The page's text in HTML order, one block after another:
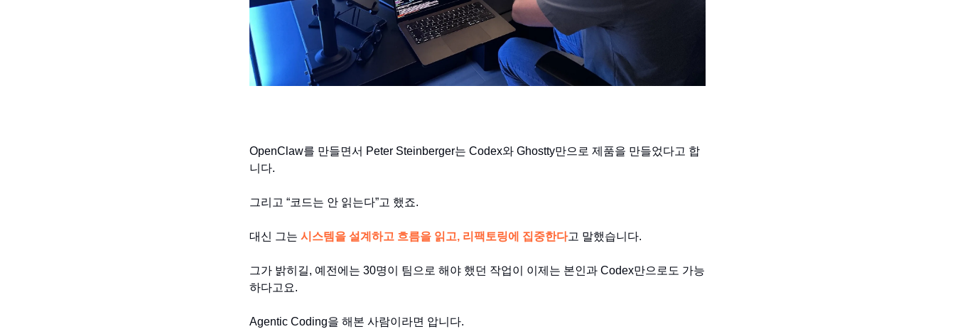
OpenClaw를 만들면서 Peter Steinberger는 Codex와 Ghostty만으로 제품을 만들었다고 합
니다.
그리고 “코드는 안 읽는다”고 했죠.
대신 그는 시스템을 설계하고 흐름을 읽고, 리팩토링에 집중한다고 말했습니다.
그가 밝히길, 예전에는 30명이 팀으로 해야 했던 작업이 이제는 본인과 Codex만으로도 가능
하다고요.
Agentic Coding을 해본 사람이라면 압니다.